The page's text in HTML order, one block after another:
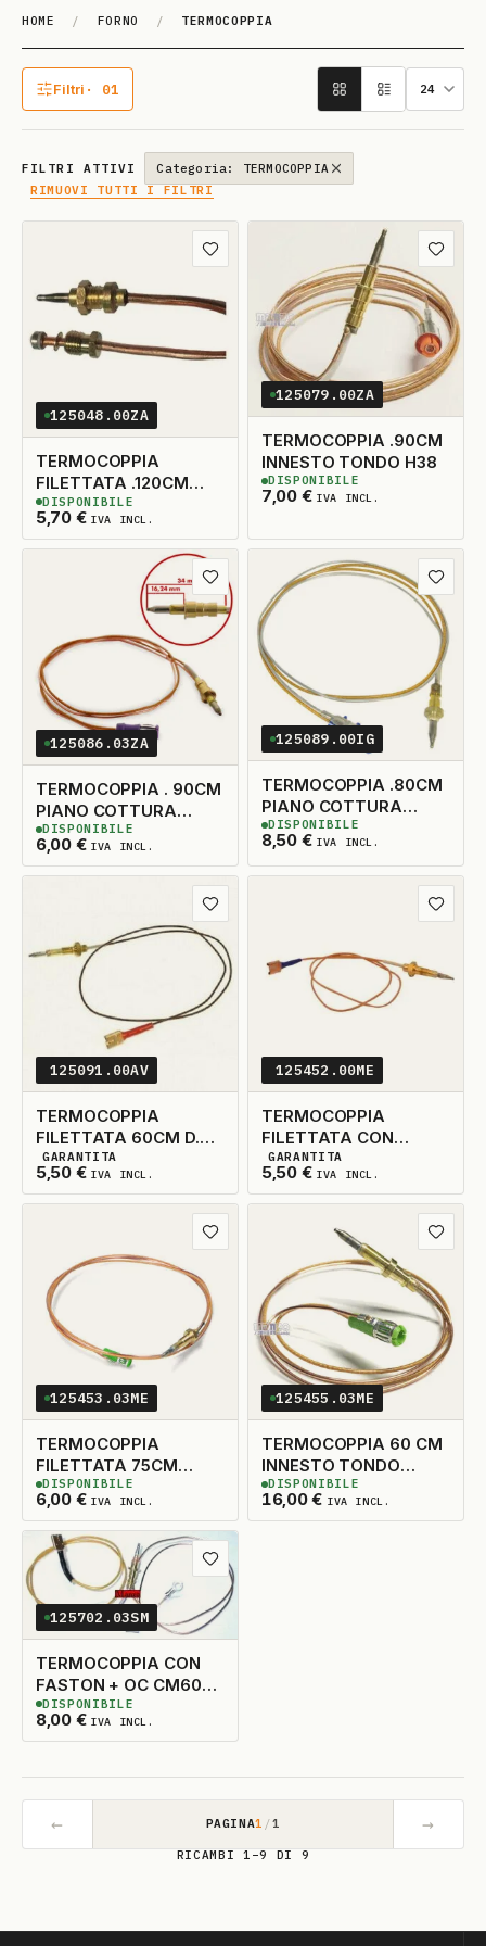
HOME / FORNO / TERMOCOPPIA
TERMO­COPPIA
Filtri · 01
1 filtro attivo
FILTRI ATTIVI
Categoria: TERMOCOPPIA
RIMUOVI TUTTI I FILTRI
Aggiungi ai preferiti
125048.00ZA
TERMOCOPPIA
FILETTATA .120CM
M8X1
5,70 € IVA INCL.
3DISPONIBILI
DISPONIBILE
125079.00ZA
TERMOCOPPIA .90CM
INNESTO TONDO H38
7,00 € IVA INCL.
3DISPONIBILI
DISPONIBILE
Aggiungi ai preferiti
125086.03ZA
TERMOCOPPIA . 90CM
PIANO COTTURA
INNESTO TONDO
6,00 € IVA INCL.
2DISPONIBILI
DISPONIBILE
125089.00IG
TERMOCOPPIA .80CM
PIANO COTTURA
INNESTO TONDO
8,50 € IVA INCL.
2DISPONIBILI
DISPONIBILE
Aggiungi ai preferiti
125091.00AV
TERMOCOPPIA
FILETTATA 60CM D.6
H.36 FILO ATTACCO
FASTON - PER
T/CORONA
5,50 € IVA INCL.
3DISPONIBILI
GARANTITA
125452.00ME
TERMOCOPPIA
FILETTATA CON
FASTON + OC .90CM
D.6X0.75
5,50 € IVA INCL.
40DISPONIBILI
GARANTITA
Aggiungi ai preferiti
125453.03ME
TERMOCOPPIA
FILETTATA 75CM
INNESTO TONDO
6,00 € IVA INCL.
2DISPONIBILI
DISPONIBILE
125455.03ME
TERMOCOPPIA 60 CM
INNESTO TONDO
D.6X40
16,00€ IVA INCL.
1DISPONIBILE
DISPONIBILE
Aggiungi ai preferiti
125702.03SM
TERMOCOPPIA CON
FASTON + OC CM60
D.5,5
8,00 € IVA INCL.
6DISPONIBILI
DISPONIBILE
← PAGINA1 /1 →
RICAMBI 1–9 DI 9